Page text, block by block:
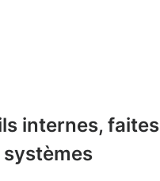
internes, faites